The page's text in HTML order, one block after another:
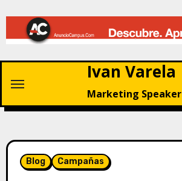
contenido
Ivan Varela
Marketing Speaker
Blog Campañas